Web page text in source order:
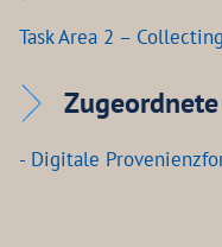
Task Area 2 – Collecting
- Digitale